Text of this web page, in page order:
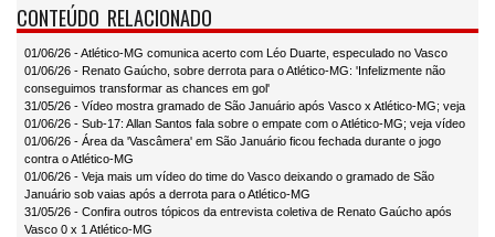
CONTEÚDO RELACIONADO
01/06/26 - Atlético-MG comunica acerto com Léo Duarte, especulado no Vasco
01/06/26 - Renato Gaúcho, sobre derrota para o Atlético-MG: 'Infelizmente não
conseguimos transformar as chances em gol'
31/05/26 - Vídeo mostra gramado de São Januário após Vasco x Atlético-MG; veja
01/06/26 - Sub-17: Allan Santos fala sobre o empate com o Atlético-MG; veja vídeo
01/06/26 - Área da 'Vascâmera' em São Januário ficou fechada durante o jogo
contra o Atlético-MG
01/06/26 - Veja mais um vídeo do time do Vasco deixando o gramado de São
Januário sob vaias após a derrota para o Atlético-MG
31/05/26 - Confira outros tópicos da entrevista coletiva de Renato Gaúcho após
Vasco 0 x 1 Atlético-MG